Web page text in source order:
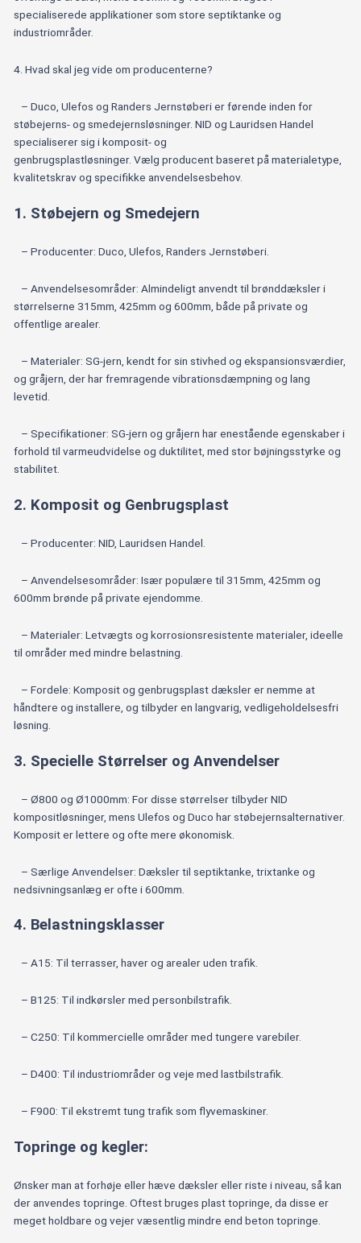
specialiserede applikationer som store septiktanke og
industriområder.
4. Hvad skal jeg vide om producenterne?
– Duco, Ulefos og Randers Jernstøberi er førende inden for
støbejerns- og smedejernsløsninger. NID og Lauridsen Handel
specialiserer sig i komposit- og
genbrugsplastløsninger. Vælg producent baseret på materialetype,
kvalitetskrav og specifikke anvendelsesbehov.
1. Støbejern og Smedejern
– Producenter: Duco, Ulefos, Randers Jernstøberi.
– Anvendelsesområder: Almindeligt anvendt til brønddæksler i
størrelserne 315mm, 425mm og 600mm, både på private og
offentlige arealer.
– Materialer: SG-jern, kendt for sin stivhed og ekspansionsværdier,
og gråjern, der har fremragende vibrationsdæmpning og lang
levetid.
– Specifikationer: SG-jern og gråjern har enestående egenskaber i
forhold til varmeudvidelse og duktilitet, med stor bøjningsstyrke og
stabilitet.
2. Komposit og Genbrugsplast
– Producenter: NID, Lauridsen Handel.
– Anvendelsesområder: Især populære til 315mm, 425mm og
600mm brønde på private ejendomme.
– Materialer: Letvægts og korrosionsresistente materialer, ideelle
til områder med mindre belastning.
– Fordele: Komposit og genbrugsplast dæksler er nemme at
håndtere og installere, og tilbyder en langvarig, vedligeholdelsesfri
løsning.
3. Specielle Størrelser og Anvendelser
– Ø800 og Ø1000mm: For disse størrelser tilbyder NID
kompositløsninger, mens Ulefos og Duco har støbejernsalternativer.
Komposit er lettere og ofte mere økonomisk.
– Særlige Anvendelser: Dæksler til septiktanke, trixtanke og
nedsivningsanlæg er ofte i 600mm.
4. Belastningsklasser
– A15: Til terrasser, haver og arealer uden trafik.
– B125: Til indkørsler med personbilstrafik.
– C250: Til kommercielle områder med tungere varebiler.
– D400: Til industriområder og veje med lastbilstrafik.
– F900: Til ekstremt tung trafik som flyvemaskiner.
Topringe og kegler:
Ønsker man at forhøje eller hæve dæksler eller riste i niveau, så kan
der anvendes topringe. Oftest bruges plast topringe, da disse er
meget holdbare og vejer væsentlig mindre end beton topringe.